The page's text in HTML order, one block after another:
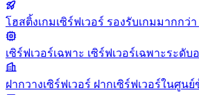
โฮสติ้งเกมเซิร์ฟเวอร์ รองรับเกมมากกว่า
เซิร์ฟเวอร์เฉพาะ เซิร์ฟเวอร์เฉพาะระดั
ฝากวางเซิร์ฟเวอร์ ฝากเซิร์ฟเวอร์ในศูน